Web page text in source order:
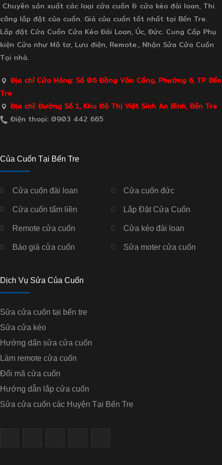
Chuyên sản xuất các loại cửa cuốn & cửa kéo đài loan, Thi
công lắp đặt của cuốn. Giá của cuốn tốt nhất tại Bến Tre.
Lắp đặt Cửa Cuốn Cửa Kéo Đài Loan, Úc, Đức. Cung Cấp Phụ
kiện Cửa như Mô tơ, Lưu điện, Remote., Nhận Sửa Cửa Cuốn
Tại nhà.
Địa chỉ Cửa Hàng: Số 06 Đồng Văn Cống, Phường 6, TP Bến
Tre
Địa chỉ: Đường Số 1, Khu Đô Thị Việt Sinh An Bình, Bến Tre
Điện thoại: 0903 442 665
Của Cuốn Tại Bến Tre
Cửa cuốn đài loan Cửa cuốn đức
Cửa cuốn tấm liền Lắp Đặt Cửa Cuốn
Remote cửa cuốn Cửa kéo đài loan
Báo giá cửa cuốn Sửa moter cửa cuốn
Dịch Vụ Sửa Của Cuốn
Sửa cửa cuốn tại bến tre
Sửa cửa kéo
Hướng dẩn sửa cửa cuốn
Làm remote cửa cuốn
Đổi mã cửa cuốn
Hướng dẫn lắp cửa cuốn
Sửa cửa cuốn các Huyện Tại Bến Tre